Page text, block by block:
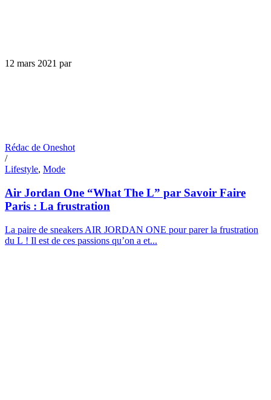
12 mars 2021 par
Rédac de Oneshot
/
Lifestyle, Mode
Air Jordan One “What The L” par Savoir Faire
Paris : La frustration
La paire de sneakers AIR JORDAN ONE pour parer la frustration
du L ! Il est de ces passions qu’on a et...